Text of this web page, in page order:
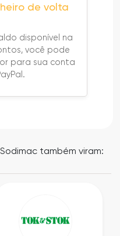
de volta
disponível na
você pode
para sua conta
também viram: